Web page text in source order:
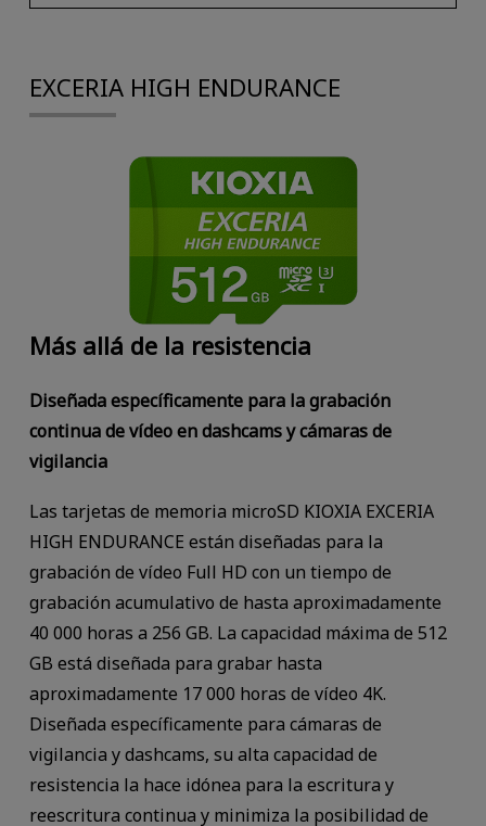
EXCERIA HIGH ENDURANCE
Más allá de la resistencia
Diseñada específicamente para la grabación
continua de vídeo en dashcams y cámaras de
vigilancia
Las tarjetas de memoria microSD KIOXIA EXCERIA
HIGH ENDURANCE están diseñadas para la
grabación de vídeo Full HD con un tiempo de
grabación acumulativo de hasta aproximadamente
40 000 horas a 256 GB. La capacidad máxima de 512
GB está diseñada para grabar hasta
aproximadamente 17 000 horas de vídeo 4K.
Diseñada específicamente para cámaras de
vigilancia y dashcams, su alta capacidad de
resistencia la hace idónea para la escritura y
reescritura continua y minimiza la posibilidad de